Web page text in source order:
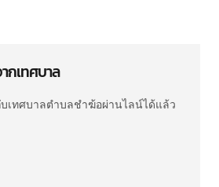
กเทศบาล
เทศบาลตำบลชำฆ้อผ่านไลน์ได้แล้ว